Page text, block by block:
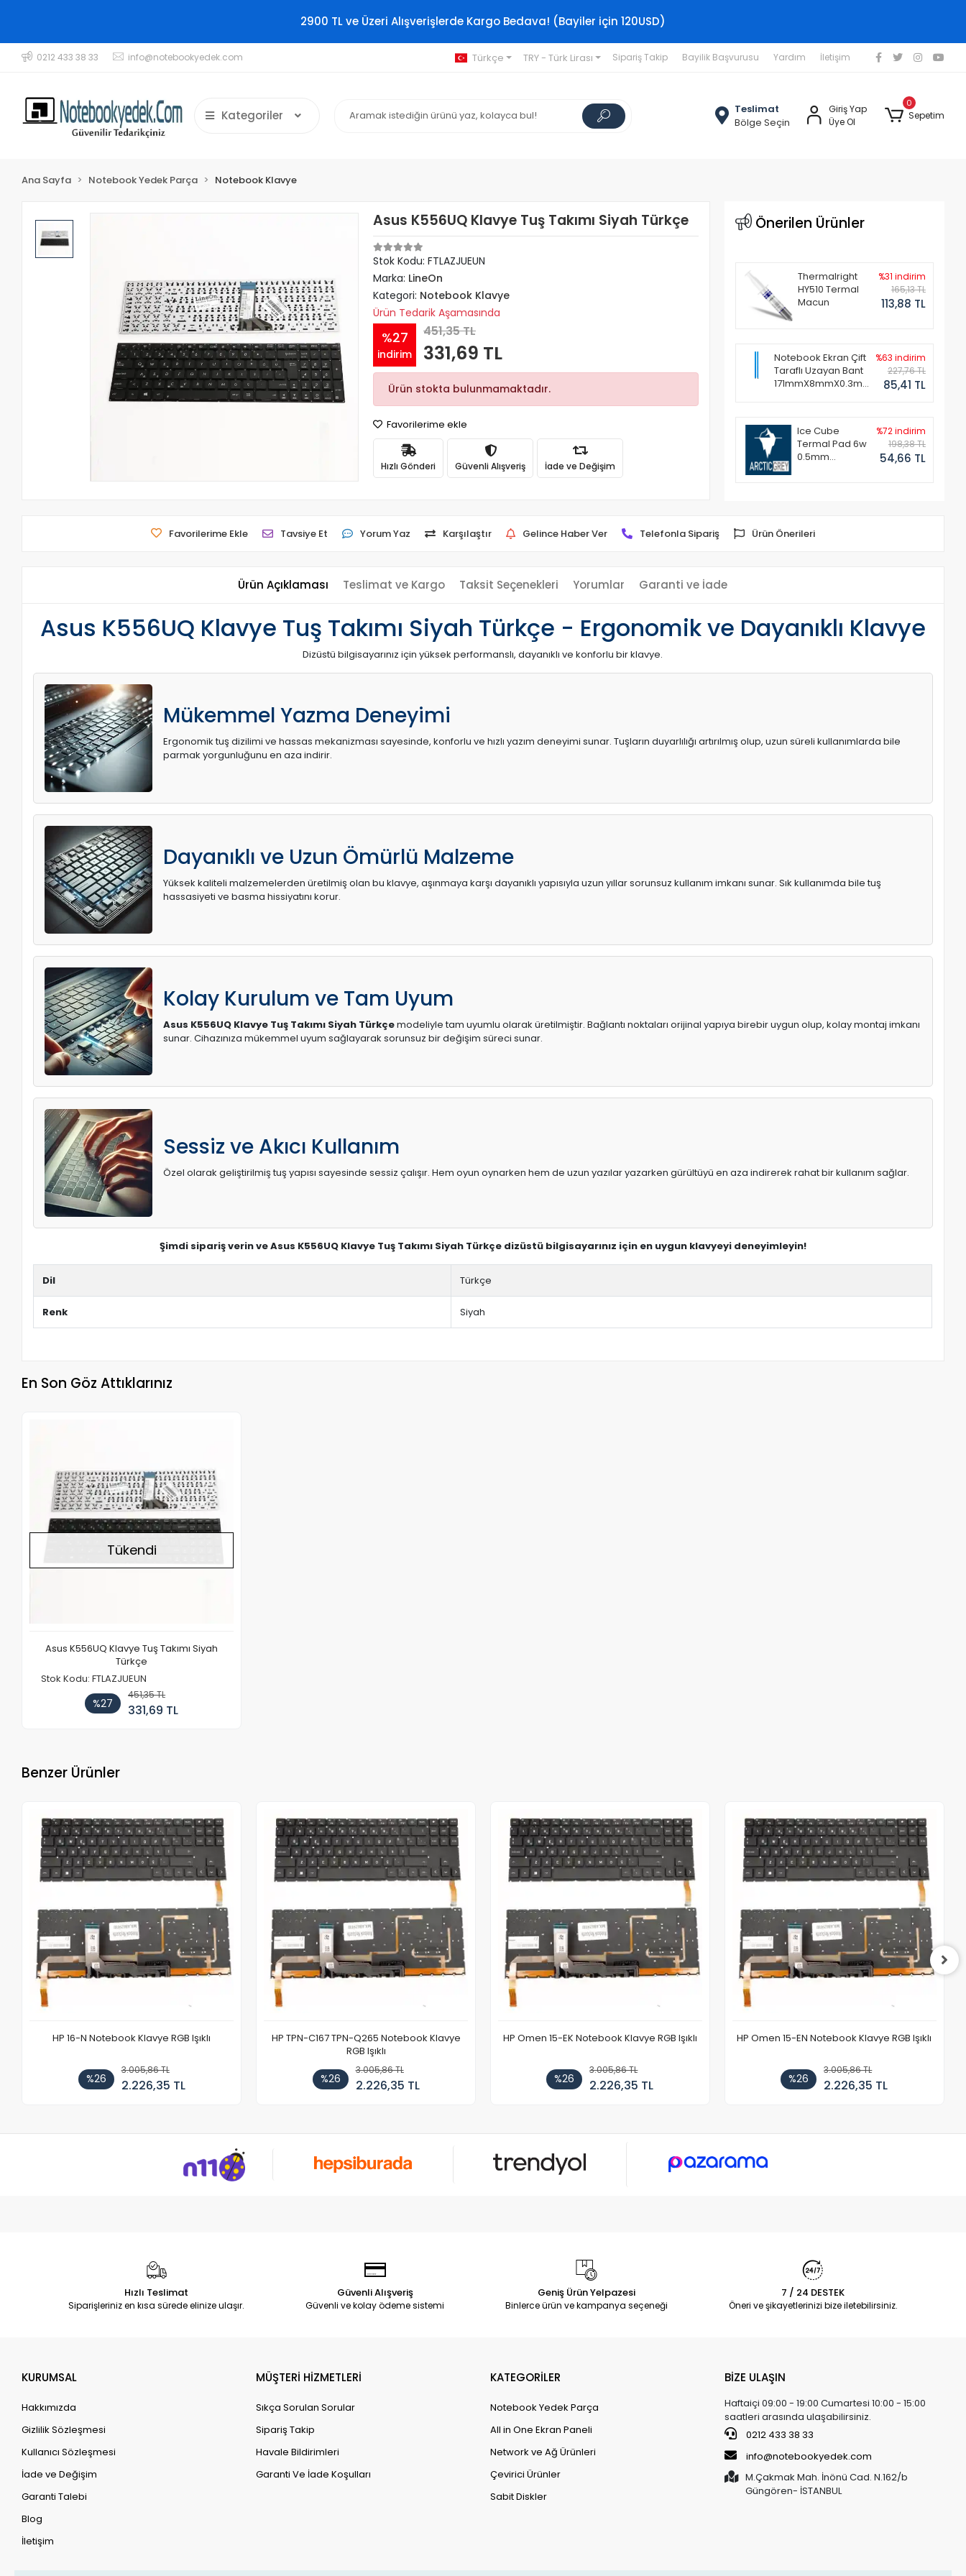
2900 TL ve Üzeri Alışverişlerde Kargo Bedava! (Bayiler için 120USD)
0212 433 38 33 info@notebookyedek.com Türkçe TRY - Türk Lirası Sipariş Takip Bayilik Başvurusu Yardım İletişim
Kategoriler
Teslimat
Bölge Seçin
Giriş Yap
Üye Ol
0
Sepetim
Ana Sayfa Notebook Yedek Parça Notebook Klavye
Asus K556UQ Klavye Tuş Takımı Siyah Türkçe
Stok Kodu: FTLAZJUEUN
Marka: LineOn
Kategori: Notebook Klavye
Ürün Tedarik Aşamasında
%27
indirim
451,35 TL
331,69 TL
Ürün stokta bulunmamaktadır.
Favorilerime ekle
Hızlı Gönderi Güvenli Alışveriş İade ve Değişim
Önerilen Ürünler
Thermalright
HY510 Termal
Macun
%31 indirim
165,13 TL
113,88 TL
Notebook Ekran Çift
Taraflı Uzayan Bant
171mmX8mmX0.3mm
%63 indirim
227,76 TL
85,41 TL
Ice Cube
Termal Pad 6w
0.5mm
%72 indirim
198,38 TL
54,66 TL
Favorilerime Ekle Tavsiye Et Yorum Yaz Karşılaştır Gelince Haber Ver Telefonla Sipariş Ürün Önerileri
Ürün Açıklaması Teslimat ve Kargo Taksit Seçenekleri Yorumlar Garanti ve İade
Asus K556UQ Klavye Tuş Takımı Siyah Türkçe - Ergonomik ve Dayanıklı Klavye
Dizüstü bilgisayarınız için yüksek performanslı, dayanıklı ve konforlu bir klavye.
Mükemmel Yazma Deneyimi
Ergonomik tuş dizilimi ve hassas mekanizması sayesinde, konforlu ve hızlı yazım deneyimi sunar. Tuşların duyarlılığı artırılmış olup, uzun süreli kullanımlarda bile
parmak yorgunluğunu en aza indirir.
Dayanıklı ve Uzun Ömürlü Malzeme
Yüksek kaliteli malzemelerden üretilmiş olan bu klavye, aşınmaya karşı dayanıklı yapısıyla uzun yıllar sorunsuz kullanım imkanı sunar. Sık kullanımda bile tuş
hassasiyeti ve basma hissiyatını korur.
Kolay Kurulum ve Tam Uyum
Asus K556UQ Klavye Tuş Takımı Siyah Türkçemodeliyle tam uyumlu olarak üretilmiştir. Bağlantı noktaları orijinal yapıya birebir uygun olup, kolay montaj imkanı
sunar. Cihazınıza mükemmel uyum sağlayarak sorunsuz bir değişim süreci sunar.
Sessiz ve Akıcı Kullanım
Özel olarak geliştirilmiş tuş yapısı sayesinde sessiz çalışır. Hem oyun oynarken hem de uzun yazılar yazarken gürültüyü en aza indirerek rahat bir kullanım sağlar.
Şimdi sipariş verin ve Asus K556UQ Klavye Tuş Takımı Siyah Türkçe dizüstü bilgisayarınız için en uygun klavyeyi deneyimleyin!
Dil Türkçe
Renk Siyah
En Son Göz Attıklarınız
Tükendi
Asus K556UQ Klavye Tuş Takımı Siyah
Türkçe
Stok Kodu: FTLAZJUEUN
%27
451,35 TL
331,69 TL
Benzer Ürünler
HP 16-N Notebook Klavye RGB Işıklı
%26
3.005,86 TL
2.226,35 TL
HP TPN-C167 TPN-Q265 Notebook Klavye
RGB Işıklı
%26
3.005,86 TL
2.226,35 TL
HP Omen 15-EK Notebook Klavye RGB Işıklı
%26
3.005,86 TL
2.226,35 TL
HP Omen 15-EN Notebook Klavye RGB Işıklı
%26
3.005,86 TL
2.226,35 TL
Hızlı Teslimat
Siparişleriniz en kısa sürede elinize ulaşır.
Güvenli Alışveriş
Güvenli ve kolay ödeme sistemi
Geniş Ürün Yelpazesi
Binlerce ürün ve kampanya seçeneği
7 / 24 DESTEK
Öneri ve şikayetlerinizi bize iletebilirsiniz.
KURUMSAL
Hakkımızda
Gizlilik Sözleşmesi
Kullanıcı Sözleşmesi
İade ve Değişim
Garanti Talebi
Blog
İletişim
MÜŞTERİ HİZMETLERİ
Sıkça Sorulan Sorular
Sipariş Takip
Havale Bildirimleri
Garanti Ve İade Koşulları
KATEGORİLER
Notebook Yedek Parça
All in One Ekran Paneli
Network ve Ağ Ürünleri
Çevirici Ürünler
Sabit Diskler
BİZE ULAŞIN
Haftaiçi 09:00 - 19:00 Cumartesi 10:00 - 15:00
saatleri arasında ulaşabilirsiniz.
0212 433 38 33
info@notebookyedek.com
M.Çakmak Mah. İnönü Cad. N.162/b
Güngören- İSTANBUL